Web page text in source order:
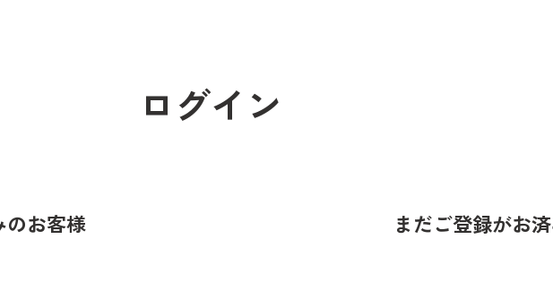
ログイン
のお客様 まだご登録がお